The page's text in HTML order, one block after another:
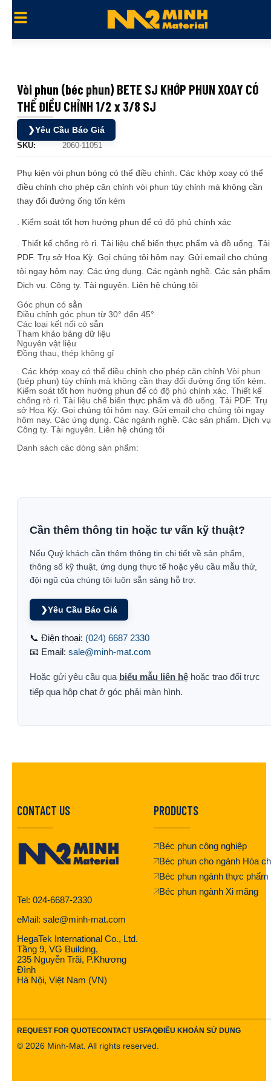
Vòi phun (béc phun) BETE SJ KHỚP PHUN XOAY CÓ
THỂ ĐIỀU CHỈNH 1/2 x 3/8 SJ
❯Yêu Cầu Báo Giá
SKU: 2060-11051
Phụ kiện vòi phun bóng có thể điều chỉnh. Các khớp xoay có thể
điều chỉnh cho phép căn chỉnh vòi phun tùy chỉnh mà không cần
thay đổi đường ống tốn kém
. Kiểm soát tốt hơn hướng phun để có độ phủ chính xác
. Thiết kế chống rò rỉ. Tài liệu chế biến thực phẩm và đồ uống. Tải
PDF. Trụ sở Hoa Kỳ. Gọi chúng tôi hôm nay. Gửi email cho chúng
tôi ngay hôm nay. Các ứng dụng. Các ngành nghề. Các sản
Dịch vụ. Công ty. Tài nguyên. Liên hệ chúng tôi
Góc phun có sẵn
Điều chỉnh góc phun từ 30° đến 45°
Các loại kết nối có sẵn
Tham khảo bảng dữ liệu
Nguyên vật liệu
Đồng thau, thép không gỉ
. Các khớp xoay có thể điều chỉnh cho phép căn chỉnh Vòi phun
(bép phun) tùy chỉnh mà không cần thay đổi đường ống tốn kém.
Kiểm soát tốt hơn hướng phun để có độ phủ chính xác. Thiết kế
chống rò rỉ. Tài liệu chế biến thực phẩm và đồ uống. Tải PDF. Trụ
sở Hoa Kỳ. Gọi chúng tôi hôm nay. Gửi email cho chúng tôi ngay
hôm nay. Các ứng dụng. Các ngành nghề. Các sản phẩm. Dịch
Công ty. Tài nguyên. Liên hệ chúng tôi
Danh sách các dòng sản phẩm:
Cần thêm thông tin hoặc tư vấn kỹ thuật?
Nếu Quý khách cần thêm thông tin chi tiết về sản phẩm,
thông số kỹ thuật, ứng dụng thực tế hoặc yêu cầu mẫu thử,
đội ngũ của chúng tôi luôn sẵn sàng hỗ trợ.
❯Yêu Cầu Báo Giá
📞 Điện thoại: (024) 6687 2330
📧 Email: sale@minh-mat.com
Hoặc gửi yêu cầu qua biểu mẫu liên hệ hoặc trao đổi trực
tiếp qua hộp chat ở góc phải màn hình.
CONTACT US
Tel: 024-6687-2330
eMail: sale@minh-mat.com
HegaTek International Co., Ltd.
Tầng 9, VG Building,
235 Nguyễn Trãi, P.Khương
Đình
Hà Nội, Việt Nam (VN)
PRODUCTS
Béc phun công nghiệp
Béc phun cho ngành Hóa
Béc phun ngành thực phẩm
Béc phun ngành Xi măng
REQUEST FOR QUOTECONTACT USFAQĐIỀU KHOẢN SỬ DỤNG
© 2026 Minh-Mat. All rights reserved.